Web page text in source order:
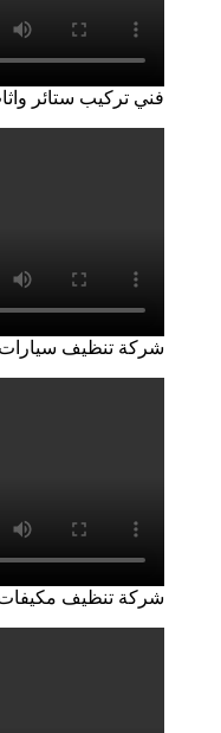
فني تركيب ستائر
شركة تنظيف سيارات
شركة تنظيف